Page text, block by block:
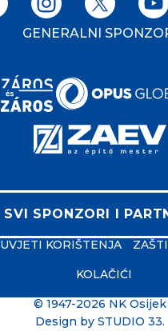
GENERALNI
SVI SPONZORI I
UVJETI KORIŠTENJA
KOLAČIĆI
© 1947-2026 NK Osijek
Design by STUDIO 33.